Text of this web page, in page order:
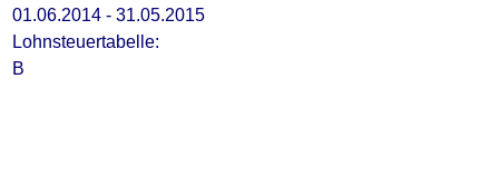
01.06.2014 - 31.05.2015
Lohnsteuertabelle:
B